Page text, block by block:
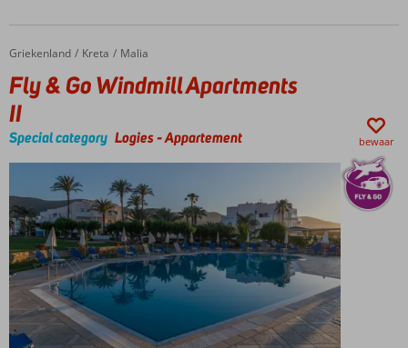
meter
pool-/snackbar
Home
Griekenland Kreta Malia
Fly & Go Windmill Apartments II
Fly & Go Windmill Apartments
II
Special category Logies-Appartement bewaar